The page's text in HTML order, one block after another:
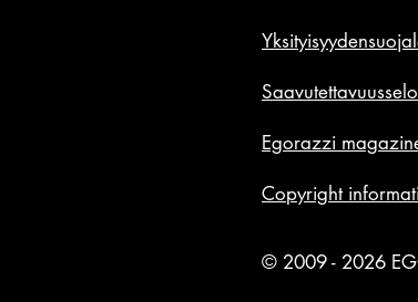
Supermallimainen pimu: erittäin
muodollisesti pätevä taskuvenus
Egorazzi
Copyright
© 2009 - 2026